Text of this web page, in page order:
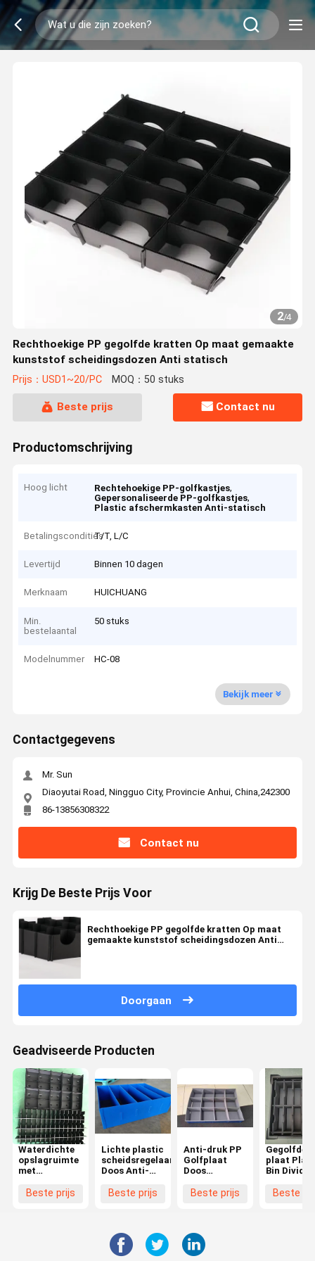
2/4
Rechthoekige PP gegolfde kratten Op maat gemaakte
kunststof scheidingsdozen Anti statisch
Prijs：USD1~20/PC MOQ：50 stuks
Beste prijs Contact nu
Productomschrijving
Hoog licht Rechtehoekige PP-golfkastjes,
Gepersonaliseerde PP-golfkastjes,
Plastic afschermkasten Anti-statisch
BetalingsconditiesT/T, L/C
Levertijd Binnen 10 dagen
Merknaam HUICHUANG
Min.
bestelaantal
50 stuks
Modelnummer HC-08
Bekijk meer
Contactgegevens
Mr. Sun
Diaoyutai Road, Ningguo City, Provincie Anhui, China,242300
86-13856308322
Contact nu
Krijg De Beste Prijs Voor
Rechthoekige PP gegolfde kratten Op maat
gemaakte kunststof scheidingsdozen Anti
Doorgaan
Geadviseerde Producten
Waterdichte
opslagruimte
met
Stapelbare
Beste prijs
Lichte plastic
scheidsregelaars
Doos Anti-
Gekrompen
Beste prijs
Anti-druk PP
Golfplaat
Doos
Golfplastic
Beste prijs
Gegolfde
plaat
Bin
Shipping
Beste